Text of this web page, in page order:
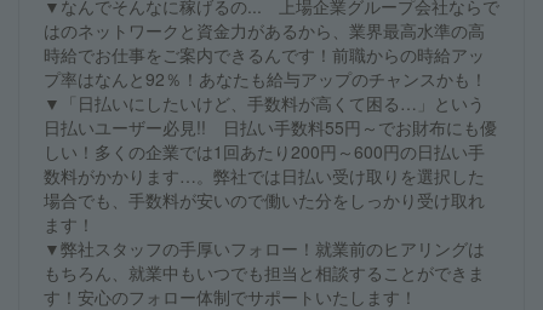
▼なんでそんなに稼げるの... 上場企業グループ会社ならで
はのネットワークと資金力があるから、業界最高水準の高
時給でお仕事をご案内できるんです！前職からの時給アッ
プ率はなんと92％！あなたも給与アップのチャンスかも！
▼「日払いにしたいけど、手数料が高くて困る…」という
日払いユーザー必見!! 日払い手数料55円～でお財布にも優
しい！多くの企業では1回あたり200円～600円の日払い手
数料がかかります…。弊社では日払い受け取りを選択した
場合でも、手数料が安いので働いた分をしっかり受け取れ
ます！
▼弊社スタッフの手厚いフォロー！就業前のヒアリングは
もちろん、就業中もいつでも担当と相談することができま
す！安心のフォロー体制でサポートいたします！